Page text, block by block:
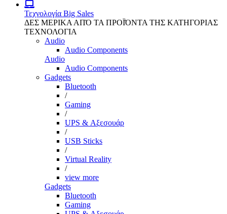
Τεχνολογία Big Sales
ΔΕΣ ΜΕΡΙΚΑ ΑΠΌ ΤΑ ΠΡΟΪΌΝΤΑ ΤΗΣ ΚΑΤΗΓΟΡΙΑΣ
ΤΕΧΝΟΛΟΓΙΑ
Audio
Audio Components
Audio
Audio Components
Gadgets
Bluetooth
/
Gaming
/
UPS & Αξεσουάρ
/
USB Sticks
/
Virtual Reality
/
view more
Gadgets
Bluetooth
Gaming